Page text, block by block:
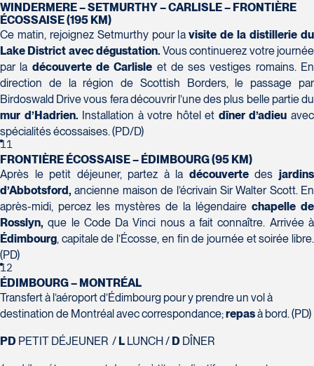
WINDERMERE – SETMURTHY – CARLISLE – FRONTIÈRE
ÉCOSSAISE (195 KM)
Ce matin, rejoignez Setmurthy pour lavisite de la distillerie du
Lake District avec dégustation. Vous continuerez votre journée
par la découverte de Carlisle et de ses vestiges romains. En
direction de la région de Scottish Borders, le passage par
Birdoswald Drive vous fera découvrir l’une des plus belle partie du
mur d’Hadrien. Installation à votre hôtel et dîner d’adieu avec
spécialités écossaises. (PD/D)
11
FRONTIÈRE ÉCOSSAISE – ÉDIMBOURG (95 KM)
Après le petit déjeuner, partez à la découvertedesjardins
d’Abbotsford, ancienne maison de l’écrivain Sir Walter Scott. En
après-midi, percez les mystères de la légendaire chapelle de
Rosslyn, que le Code Da Vinci nous a fait connaître. Arrivée à
Édimbourg, capitale de l’Écosse, en fin de journée et soirée libre.
(PD)
12
ÉDIMBOURG – MONTRÉAL
Transfert à l’aéroport d’Édimbourg pour y prendre un vol à
destination de Montréal avec correspondance;repasà bord. (PD)
PD PETIT DÉJEUNER / L LUNCH / D DÎNER
Salaberry-de-Valleyfield
J6S 0J7
Tél :450-373-1475
Voyages Transat St-Bruno
117 Boulevard Les Promenades -
Promenades St-Bruno
Saint-Bruno-de-Montarville
J3V 5K2
Tél :450-441-1220 / 1-833-487-9323
Voyages Plein Soleil
4100 Boulevard de l'Auvergne - Suite 108
Québec
G2C 1T8
Tél :418-847-1023 / 1-888-686-0049
Voyages Thomassin St-Hilaire
1100 Boulevard de La Chaudière #129
Québec
G1Y 0A1
Tél :418-948-8488